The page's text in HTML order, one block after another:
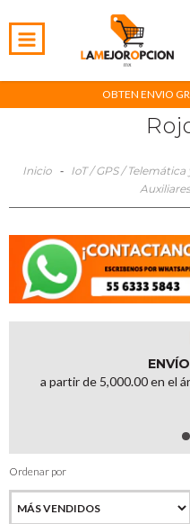
OBTEN ENVIO
Inicio - IoT / GPS /
Auxiliares
a partir de 5,000.00 en el
Ordenar por